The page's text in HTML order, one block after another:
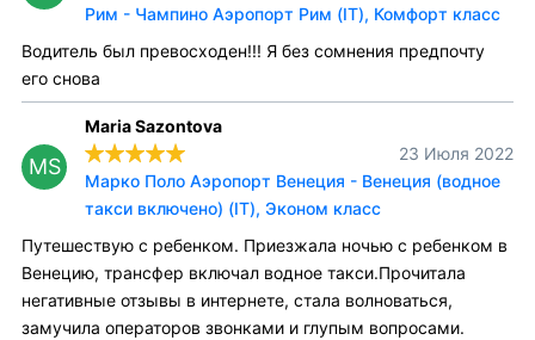
Рим - Чампино Аэропорт Рим (IT), Комфорт класс
Водитель был превосходен!!! Я без сомнения предпочту
его снова
MS
Maria Sazontova
23 Июля 2022
Марко Поло Аэропорт Венеция - Венеция (водное
такси включено) (IT), Эконом класс
Путешествую с ребенком. Приезжала ночью с ребенком в
Венецию, трансфер включал водное такси.Прочитала
негативные отзывы в интернете, стала волноваться,
замучила операторов звонками и глупым вопросами.